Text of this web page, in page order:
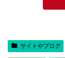
サイトやブログ